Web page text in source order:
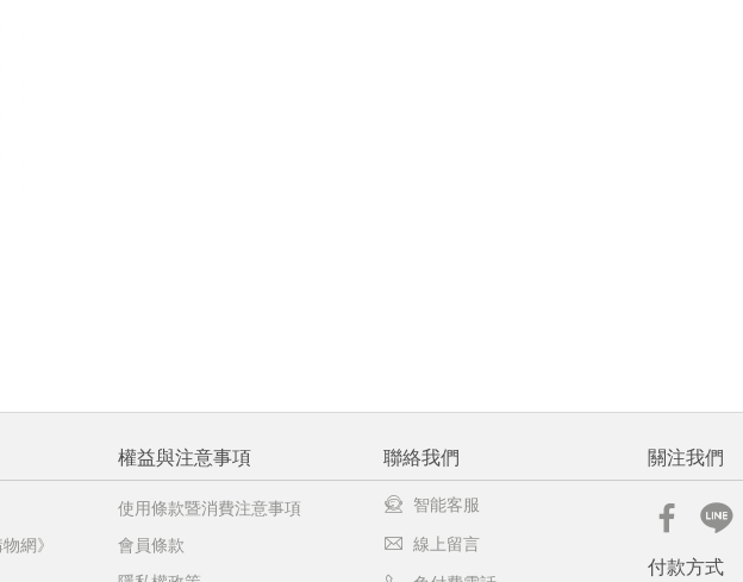
網》
權益與注意事項
使用條款暨消費注意事項
會員條款
聯絡我們
智能客服
線上留言
關注我們
付款方式